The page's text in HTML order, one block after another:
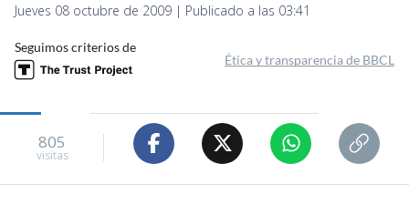
Jueves 08 octubre de 2009 | Publicado a las 03:41
Seguimos criterios de
Ética y transparencia de BBCL
805
visitas